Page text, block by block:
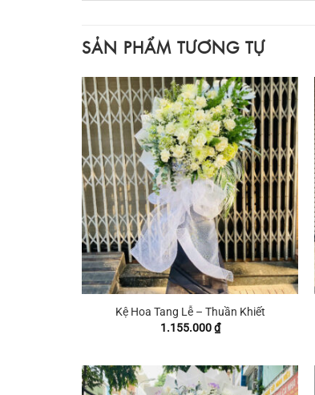
SẢN PHẨM TƯƠNG TỰ
Kệ Hoa Tang Lễ – Thuần Khiết
1.155.000₫